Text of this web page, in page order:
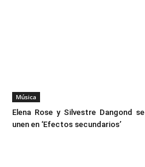
Música
Elena Rose y Silvestre Dangond se
unen en ‘Efectos secundarios’